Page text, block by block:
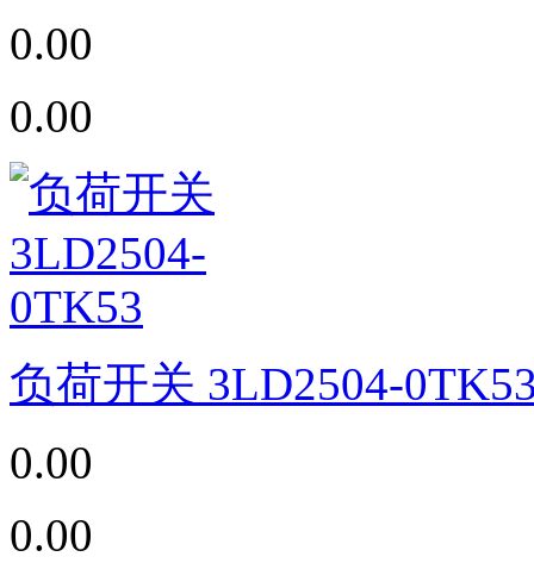
0.00
0.00
负荷开关 3LD2504-
0.00
0.00